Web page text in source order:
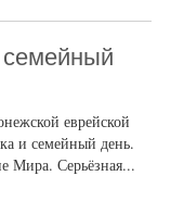
еврейской
и семейный день.
Мира. Серьёзная...